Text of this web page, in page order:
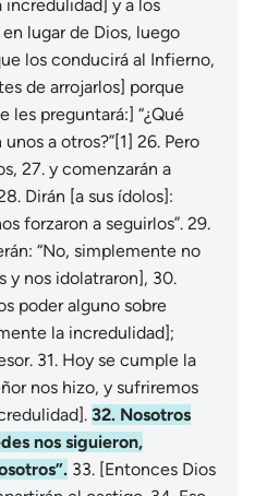
incredulidad] y a los
en lugar de Dios, luego
los conducirá al Infierno,
de arrojarlos] porque
les preguntará:] “¿Qué
unos a otros?”[1] 26. Pero
27. y comenzarán a
. Dirán [a sus ídolos]:
forzaron a seguirlos”. 29.
“No, simplemente no
y nos idolatraron], 30.
poder alguno sobre
la incredulidad];
31. Hoy se cumple la
nos hizo, y sufriremos
32. Nosotros
nos siguieron,
33. [Entonces Dios